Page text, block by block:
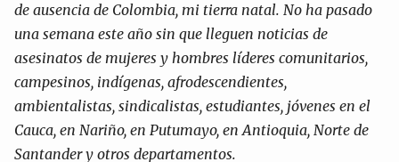
de ausencia de Colombia, mi tierra natal. No ha pasado
una semana este año sin que lleguen noticias de
asesinatos de mujeres y hombres líderes comunitarios,
campesinos, indígenas, afrodescendientes,
ambientalistas, sindicalistas, estudiantes, jóvenes en el
Cauca, en Nariño, en Putumayo, en Antioquia, Norte de
Santander y otros departamentos.